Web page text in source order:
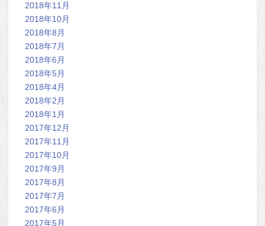
2018年11月
2018年10月
2018年8月
2018年7月
2018年6月
2018年5月
2018年4月
2018年2月
2018年1月
2017年12月
2017年11月
2017年10月
2017年9月
2017年8月
2017年7月
2017年6月
2017年5月